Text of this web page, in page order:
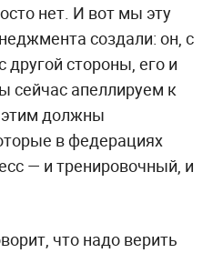
нет. И вот мы эту
создали: он, с
другой стороны, его и
сейчас апеллируем к
должны
в федерациях
— и тренировочный, и
что надо верить